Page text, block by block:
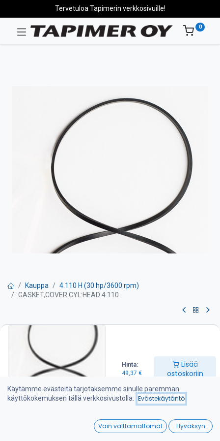
Hinta:
49,37 €
Lisää
ostoskoriin
Wishlist
Tervetuloa Tapimerin verkkosivuille!
0
Kauppa
4.110 H (30 hp/3600 rpm)
GASKET,COVER CYL:HEAD 4.110
GASKET,COVER CYL:HEAD 4.110
Venttiilivälykset on tarkistettava huolto-ohjeen mukaan
Lisää ostoskoriin
Käytämme evästeitä tarjotaksemme sinulle paremman
käyttökokemuksen tällä verkkosivustolla.
Evästekäytäntö
Vain välttämättömät Hyväksyn